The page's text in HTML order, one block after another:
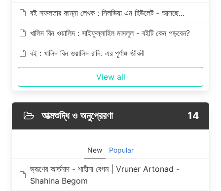
বই সফলতার কান্না লেখক : সিলভিয়া এন হিউলেট - আসছে...
খালিদ বিন ওয়ালিদ : সাইফুল্লাহিল মাসলুল - বইটি কেন পড়বেন?
বই : খালিদ বিন ওয়ালিদ রাদি. এর পূর্ণাঙ্গ জীবনী
View all
আত্মশুদ্ধি ও অনুপ্রেরণা 14
New Popular
ভ্রূণের আর্তনাদ - শাহীনা বেগম | Vruner Artonad -
Shahina Begom